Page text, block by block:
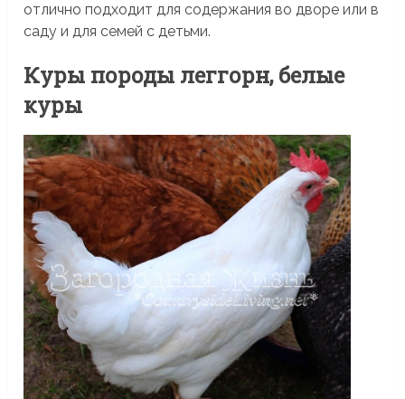
отлично подходит для содержания во дворе или в
саду и для семей с детьми.
Куры породы леггорн, белые
куры